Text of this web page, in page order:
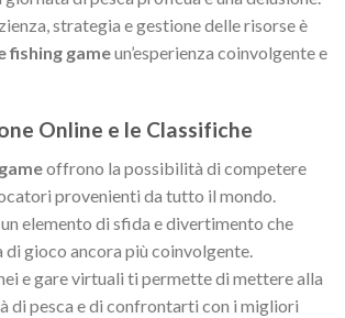
strategia e gestione delle risorse è
fishing gameun’esperienza coinvolgente e
Online e le Classifiche
offrono la possibilità di competere
provenienti da tutto il mondo.
elemento di sfida e divertimento che
di gioco ancora più coinvolgente.
e gare virtuali ti permette di mettere alla
di pesca e di confrontarti con i migliori